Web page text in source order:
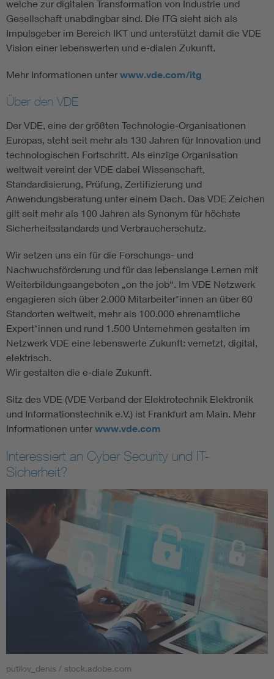
welche zur digitalen Transformation von Industrie und
Gesellschaft unabdingbar sind. Die ITG sieht sich als
Impulsgeber im Bereich IKT und unterstützt damit die VDE
Vision einer lebenswerten und e-dialen Zukunft.
Mehr Informationen unterwww.vde.com/itg
Über den VDE
Der VDE, eine der größten Technologie-Organisationen
Europas, steht seit mehr als 130 Jahren für Innovation und
technologischen Fortschritt. Als einzige Organisation
weltweit vereint der VDE dabei Wissenschaft,
Standardisierung, Prüfung, Zertifizierung und
Anwendungsberatung unter einem Dach. Das VDE Zeichen
gilt seit mehr als 100 Jahren als Synonym für höchste
Sicherheitsstandards und Verbraucherschutz.
Wir setzen uns ein für die Forschungs- und
Nachwuchsförderung und für das lebenslange Lernen mit
Weiterbildungsangeboten „on the job“. Im VDE Netzwerk
engagieren sich über 2.000 Mitarbeiter*innen an über 60
Standorten weltweit, mehr als 100.000 ehrenamtliche
Expert*innen und rund 1.500 Unternehmen gestalten im
Netzwerk VDE eine lebenswerte Zukunft: vernetzt, digital,
elektrisch.
Wir gestalten die e-diale Zukunft.
Sitz des VDE (VDE Verband der Elektrotechnik Elektronik
und Informationstechnik e.V.) ist Frankfurt am Main. Mehr
Informationen unterwww.vde.com
Interessiert an Cyber Security und IT-
Sicherheit?
putilov_denis / stock.adobe.com